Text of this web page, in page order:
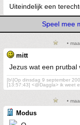
Uiteindelijk een
Speel mee
•
mitt
Jezus wat een prutbal
[b\]Op dinsdag 9 september
[13:57:43] <@Daggla> ik weet
•
Modus